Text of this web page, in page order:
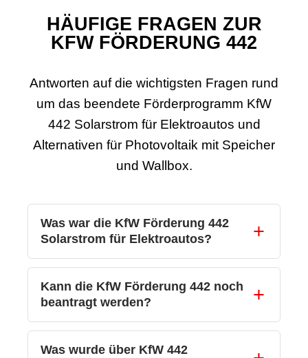
HÄUFIGE FRAGEN ZUR
KFW FÖRDERUNG 442
Antworten auf die wichtigsten Fragen rund
um das beendete Förderprogramm KfW
442 Solarstrom für Elektroautos und
Alternativen für Photovoltaik mit Speicher
und Wallbox.
Was war die KfW Förderung 442
Solarstrom für Elektroautos?
Kann die KfW Förderung 442 noch
beantragt werden?
Was wurde über KfW 442